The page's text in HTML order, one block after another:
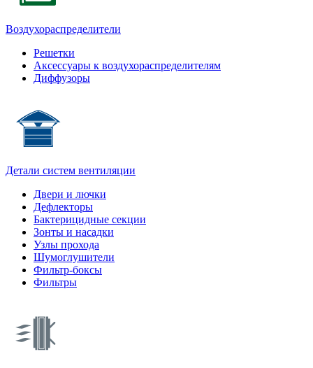
Воздухораспределители
Решетки
Аксессуары к воздухораспределителям
Диффузоры
Детали систем вентиляции
Двери и лючки
Дефлекторы
Бактерицидные секции
Зонты и насадки
Узлы прохода
Шумоглушители
Фильтр-боксы
Фильтры